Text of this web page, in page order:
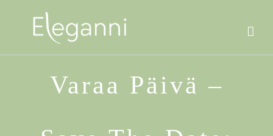
Varaa Päivä –